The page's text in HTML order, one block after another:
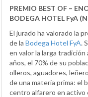
PREMIO BEST OF –
BODEGA HOTEL FyA
El jurado ha valorado la
de la Bodega Hotel FyA.
en valor la larga
años, el 70% de su
olleros, aguadores,
de una materia prima: el
centro alfarero en activo